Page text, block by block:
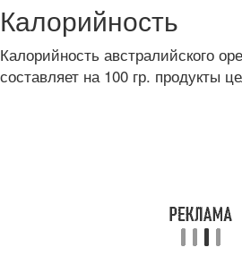
Калорийность
Калорийность австралийского
составляет на 100 гр. продукты